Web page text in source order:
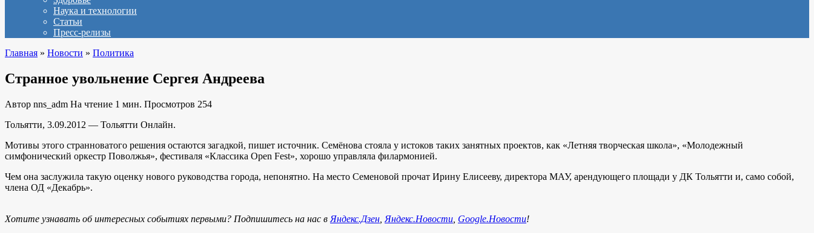
Наука и технологии
Статьи
Пресс-релизы
Главная » Новости » Политика
Странное увольнение Сергея Андреева
Автор nns_adm На чтение 1 мин. Просмотров 254
Тольятти, 3.09.2012 — Тольятти Онлайн.
Мотивы этого странноватого решения остаются загадкой, пишет источник. Семёнова стояла у истоков таких занятных проектов, как «Летняя творческая школа», «Молодежный
симфонический оркестр Поволжья», фестиваля «Классика Open Fest», хорошо управляла филармонией.
Чем она заслужила такую оценку нового руководства города, непонятно. На место Семеновой прочат Ирину Елисееву, директора МАУ, арендующего площади у ДК Тольятти и, само собой,
члена ОД «Декабрь».
Хотите узнавать об интересных событиях первыми? Подпишитесь на нас в Яндекс.Дзен Яндекс.Новости Google.Новости!